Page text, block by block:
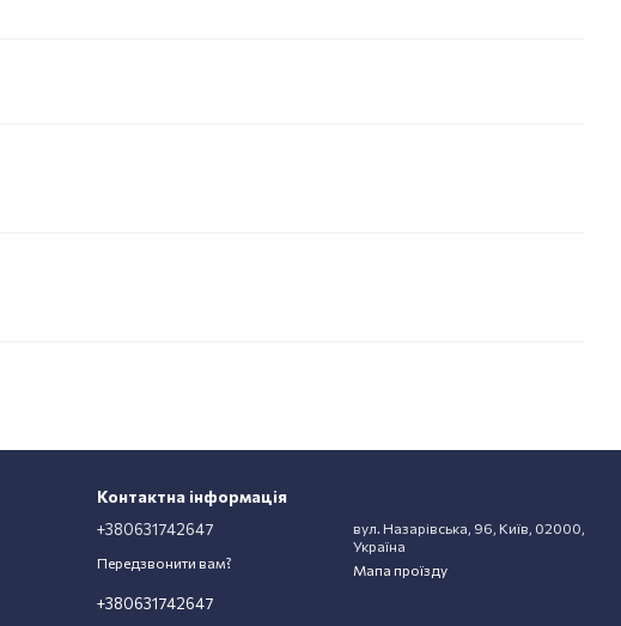
Контактна інформація
+380631742647
Передзвонити вам?
+380631742647
вул. Назарівська, 96, Київ, 02000,
Україна
Мапа проїзду